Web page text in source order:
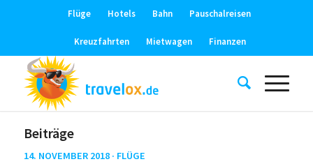
Flüge Hotels Bahn Pauschalreisen
Kreuzfahrten Mietwagen Finanzen
Beiträge
14. NOVEMBER 2018 · FLÜGE